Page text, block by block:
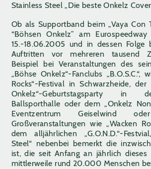
Stainless Steel „Die beste Onkelz
Ob als Supportband beim „Vaya Con
“Böhsen Onkelz” am
15.-18.06.2005 und in dessen Folge
Auftritten vor mehreren tausend
Beispiel bei Veranstaltungen des
„Böhse Onkelz“-Fanclubs „B.O.S.C.“,
Rocks“-Festival in Schwarzheide, der
Onkelz“-Geburtstagsparty in
Ballsporthalle oder dem „Onkelz
Eventzentrum Geiselwind
Großveranstaltungen wie „Wacken
dem alljährlichen „G.O.N.D.“-
Steel“ nebenbei bemerkt die
ist, die seit Anfang an jährlich dieses
mittlerweile rund 20.000 Menschen